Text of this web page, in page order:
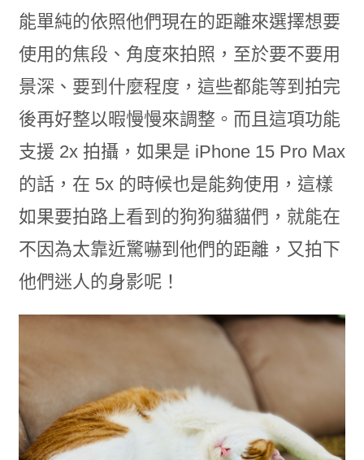
能單純的依照他們現在的距離來選擇想要
使用的焦段、角度來拍照，至於要不要用
景深、要到什麼程度，這些都能等到拍完
後再好整以暇慢慢來調整。而且這項功能
支援 2x 拍攝，如果是 iPhone 15 Pro Max
的話，在 5x 的時候也是能夠使用，這樣
如果要拍路上看到的狗狗貓貓們，就能在
不因為太靠近驚嚇到他們的距離，又拍下
他們迷人的身影呢！